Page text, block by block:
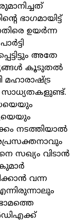
ഭാഗമായിട്ട്
ഉയർന്ന
അതേ
കൂടുതൽ
മഹാരാഷ്ട്ര
സാധ്യതകളുണ്ട്.
നടത്തിയാൽ
സഖ്യം വിടാൻ
വന്ന